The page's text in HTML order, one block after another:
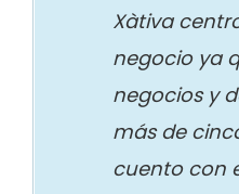
Xàtiva
negocio ya
negocios y
más de
cuento con